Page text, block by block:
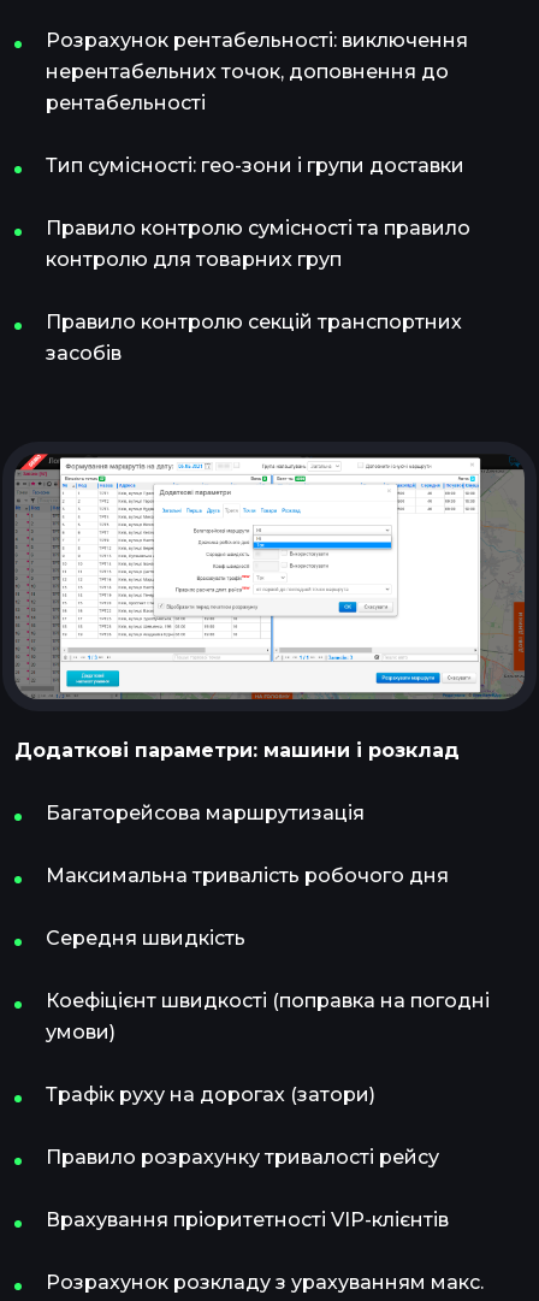
Розрахунок рентабельності: виключення
нерентабельних точок, доповнення до
рентабельності
Тип сумісності: гео-зони і групи доставки
Правило контролю сумісності та правило
контролю для товарних груп
Правило контролю секцій транспортних
засобів
Додаткові параметри: машини і розклад
Багаторейсова маршрутизація
Максимальна тривалість робочого дня
Середня швидкість
Коефіцієнт швидкості (поправка на погодні
умови)
Трафік руху на дорогах (затори)
Правило розрахунку тривалості рейсу
Врахування пріоритетності VIP-клієнтів
Розрахунок розкладу з урахуванням макс.